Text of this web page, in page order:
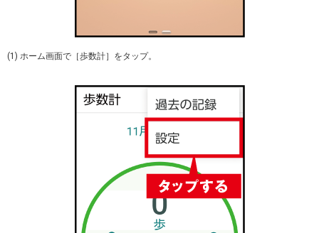
(1) ホーム画面で［歩数計］をタップ。